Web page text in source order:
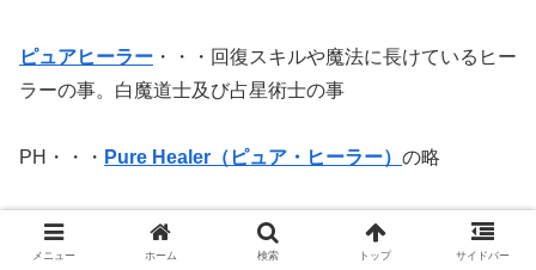
ピュアヒーラー ・・・回復スキルや魔法に長けているヒー
ラーの事。白魔道士及び占星術士の事
PH・・・ Pure Healer（ピュア・ヒーラー） の略
バリアヒーラー・・・バリアスキルや魔法に長けているヒ
ーラーの事。学者及び賢者の事
メニュー ホーム 検索 トップ サイドバー